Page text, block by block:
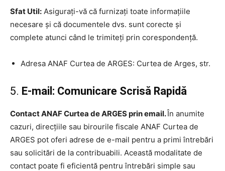
Sfat Util: Asigurați-vă că furnizați toate informațiile
necesare și că documentele dvs. sunt corecte și
complete atunci când le trimiteți prin corespondență.
Adresa ANAF Curtea de ARGES: Curtea de Arges, str.
5. E-mail: Comunicare Scrisă Rapidă
Contact ANAF Curtea de ARGES prin email.În anumite
cazuri, direcțiile sau birourile fiscale ANAF Curtea de
ARGES pot oferi adrese de e-mail pentru a primi întrebări
sau solicitări de la contribuabili. Această modalitate de
contact poate fi eficientă pentru întrebări simple sau